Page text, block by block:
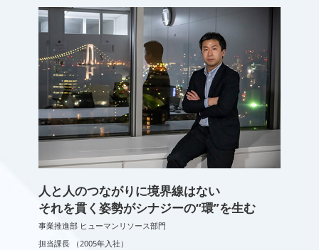
人と人のつながりに境界線はない
それを貫く姿勢がシナジーの“環”を生む
事業推進部 ヒューマンリソース部門
担当課長 （2005年入社）